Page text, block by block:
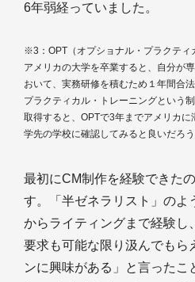
6年弱経っていました。
※3：OPT（オプショナル・プラクティ
アメリカの大学を卒業すると、自分が
おいて、実務研修を積むため１年間合
プラクティカル・トレーニングという
取得すると、OPTで3年までアメリカ
学先の学校に確認してみると良いだろう
最初にCM制作を経験できた
す。「半ゼネラリスト」のよ
からライティングまで経験し
要求も可能な限り汲んでもら
ンに興味がある」と言ったこ